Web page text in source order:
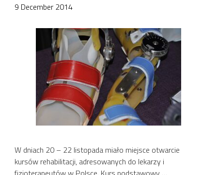
9 December 2014
W dniach 20 – 22 listopada miało miejsce otwarcie
kursów rehabilitacji, adresowanych do lekarzy i